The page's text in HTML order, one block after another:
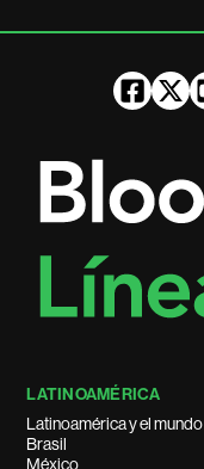
LATINOAMÉRICA
Latinoamérica y el mundo
Brasil
México